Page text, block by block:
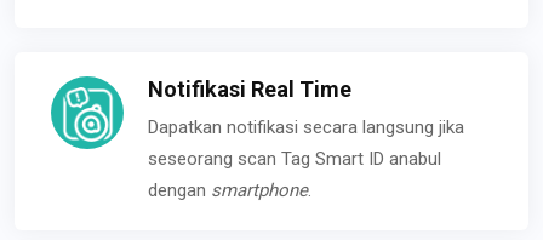
Notifikasi Real Time
Dapatkan notifikasi secara langsung jika
seseorang scan Tag Smart ID anabul
dengan smartphone.